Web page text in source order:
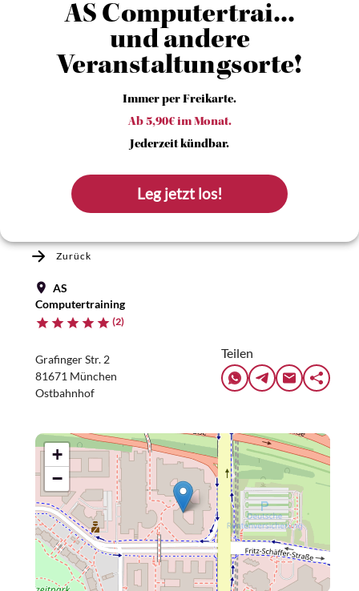
AS Computertrai...
und andere
Veranstaltungsorte!
Immer per Freikarte.
Ab 5,90€ im Monat.
Jederzeit kündbar.
Leg jetzt los!
Zurück
AS
Computertraining
(2)
Grafinger Str. 2
81671 München
Ostbahnhof
Teilen
+
−